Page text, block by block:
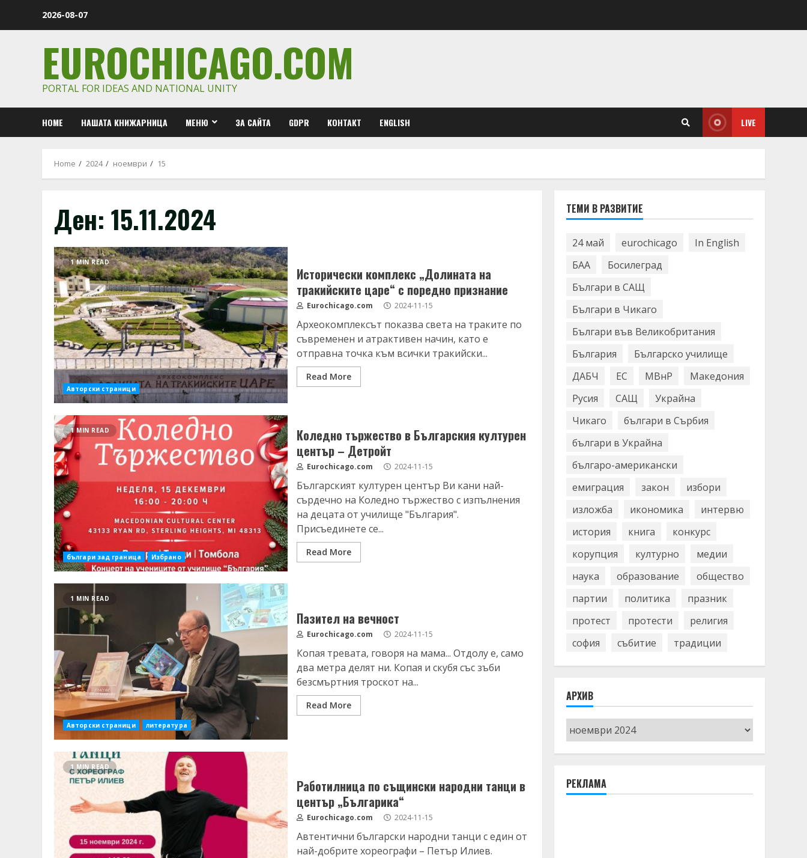
2026-08-07
EUROCHICAGO.COM
PORTAL FOR IDEAS AND NATIONAL UNITY
HOME НАШАТА КНИЖАРНИЦА МЕНЮ ЗА САЙТА GDPR КОНТАКТ ENGLISH LIVE
Home 2024 ноември 15
Ден: 15.11.2024
1 MIN READ
Авторски страници
Исторически комплекс „Долината на
тракийските царе“ с поредно признание
Eurochicago.com 2024-11-15
Археокомплексът показва света на траките по
съвременен и атрактивен начин, като е
отправна точка към всички тракийски...
Read More
1 MIN READ
българи зад граница Избрано
Коледно тържество в Българския културен
център – Детройт
Eurochicago.com 2024-11-15
Българският културен център Ви кани най-
сърдечно на Коледно тържество с изпълнения
на децата от училище "България".
Присъединете се...
Read More
1 MIN READ
Авторски страници литература
Пазител на вечност
Eurochicago.com 2024-11-15
Копая тревата, говоря на мама... Отдолу е, само
два метра делят ни. Копая и скубя със зъби
безсмъртния троскот на...
Read More
1 MIN READ
Работилница по същински народни танци в
център „Българика“
Eurochicago.com 2024-11-15
Автентични български народни танци с един от
най-добрите хореографи – Петър Илиев.
ТЕМИ В РАЗВИТИЕ
24 май eurochicago
In English
БАА
Босилеград
Българи в САЩ
Българи в Чикаго
Българи във Великобритания
България
Българско училище
ДАБЧ
ЕС МВнР
Македония
Русия
САЩ
Украйна
Чикаго
българи в Сърбия
българи в Украйна
българо-американски
емиграция
закон
избори
изложба
икономика
интервю
история
книга
конкурс
корупция
културно
медии
наука
образование
общество
партии
политика
празник
протест
протести
религия
софия
събитие традиции
АРХИВ
Архив
РЕКЛАМА